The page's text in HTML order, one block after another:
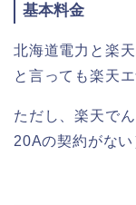
基本料金
北海道電力と楽
と言っても楽天
ただし、楽天で
20Aの契約がない